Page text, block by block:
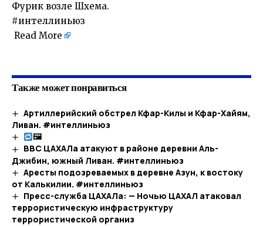
Фурик возле Шхема.
#интеллиньюз
Read More
Также может понравиться
Артиллерийский обстрел Кфар-Килы и Кфар-Хайям,
Ливан. #интеллиньюз
🖼​
ВВС ЦАХАЛа атакуют в районе деревни Аль-
Джибин, южный Ливан. #интеллиньюз
Аресты подозреваемых в деревне Азун, к востоку
от Калькилии. #интеллиньюз
Пресс-служба ЦАХАЛа: — Ночью ЦАХАЛ атаковал
террористическую инфраструктуру
террористической организ